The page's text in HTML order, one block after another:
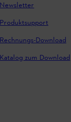
Newsletter
Produktsupport
Rechnungs-Download
Katalog zum Download